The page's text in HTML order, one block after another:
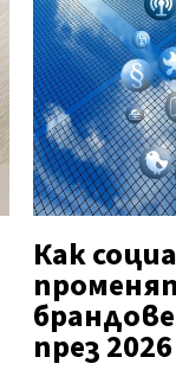
Как
през